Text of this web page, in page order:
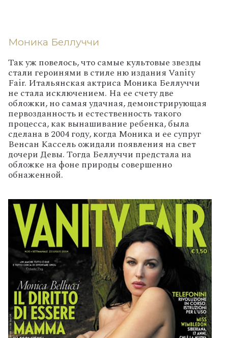
Моника Беллуччи
Так уж повелось, что самые культовые звезды
стали героинями в стиле ню издания Vanity
Fair. Итальянская актриса Моника Беллуччи
не стала исключением. На ее счету две
обложки, но самая удачная, демонстрирующая
первозданность и естественность такого
процесса, как вынашивание ребенка, была
сделана в 2004 году, когда Моника и ее супруг
Венсан Кассель ожидали появления на свет
дочери Девы. Тогда Беллуччи предстала на
обложке на фоне природы совершенно
обнаженной.